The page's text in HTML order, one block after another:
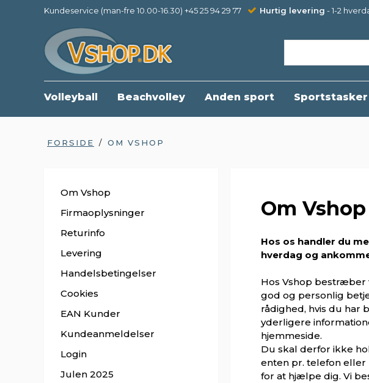
Kundeservice (man-fre 10.00-16.30) +45 25 94 29 77 Hurtig levering - 1-2
Volleyball Beachvolley Anden sport
FORSIDE / OM VSHOP
Om Vshop
Firmaoplysninger
Returinfo
Levering
Handelsbetingelser
Cookies
EAN Kunder
Kundeanmeldelser
Login
Julen 2025
Om Vshop
Hos os handler du
hverdag og
Hos Vshop bestræber
god og personlig
rådighed, hvis du har
yderligere
hjemmeside.
Du skal derfor ikke
enten pr. telefon eller
for at hjælpe dig. Vi